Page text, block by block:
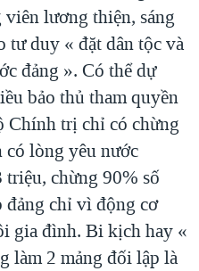
viên lương thiện, sáng
tư duy « đặt dân tộc và
đảng ». Có thể dự
bảo thủ tham quyền
Chính trị chỉ có chừng
có lòng yêu nước
triệu, chừng 90% số
đảng chỉ vì động cơ
gia đình. Bi kịch hay «
làm 2 mảng đối lập là